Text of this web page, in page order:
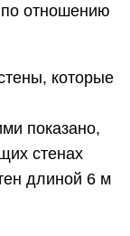
по отношению
которые
показано,
стенах
длиной 6 м